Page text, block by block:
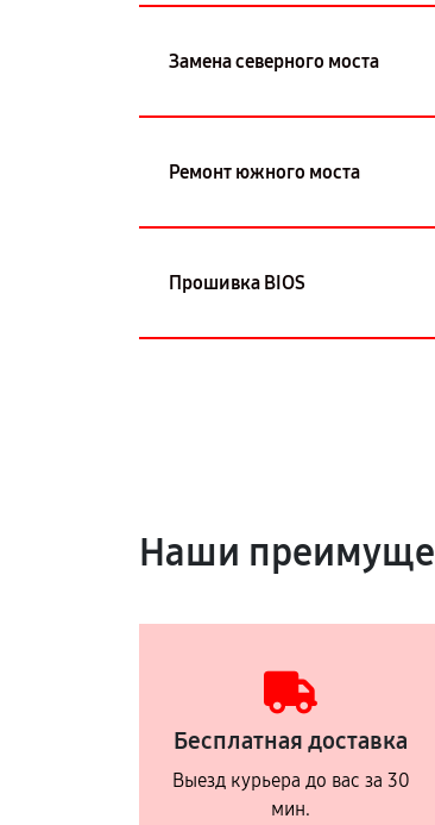
Замена северного моста
Ремонт южного моста
Прошивка BIOS
Наши
Бесплатная доставка
Выезд курьера до вас за 30
мин.